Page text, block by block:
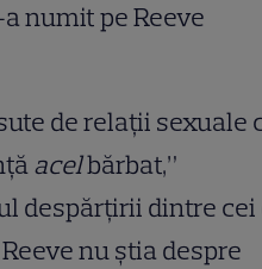
numit pe Reeve
de relaţii sexuale
acelbărbat,”
despărţirii dintre cei
nu ştia despre